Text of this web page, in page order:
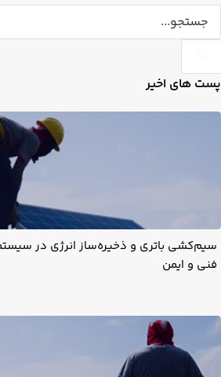
پست های اخیر
سیم‌کشی باتری و ذخیره‌ساز انرژی در
فنی و ایمن